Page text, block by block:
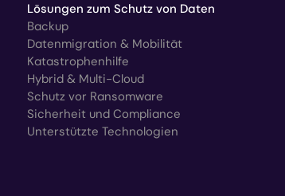
Lösungen zum Schutz von Daten
Backup
Datenmigration & Mobilität
Katastrophenhilfe
Hybrid & Multi-Cloud
Schutz vor Ransomware
Sicherheit und Compliance
Unterstützte Technologien